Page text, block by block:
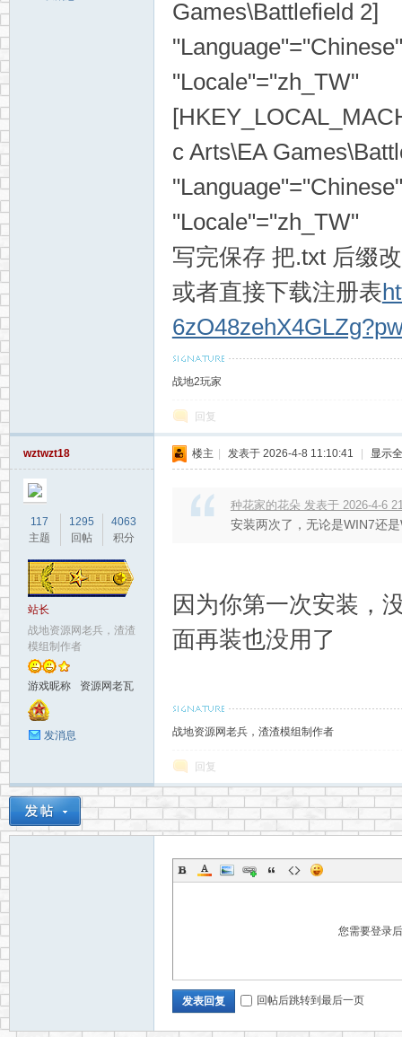
Games\Battlefield 2]
"Language"="Chinese"
"Locale"="zh_TW"
c Arts\EA
"Language"="Chinese"
"Locale"="zh_TW"
写完保存 把.txt 后缀
或者直接下载注册表
战地2玩家
回复
wztwzt18
117
主题
1295
回帖
4063
积分
站长
战地资源网老兵，渣渣
模组制作者
游戏昵称 资源网老瓦
发消息
楼主 发表于 2026-4-8 11:10:41 显示
种花家的花朵 发表于 2026-4-6
安装两次了，无论是WIN7还
因为你第一次安装，
面再装也没用了
战地资源网老兵，渣渣模组制作者
回复
您需要登录
发表回复 回帖后跳转到最后一页